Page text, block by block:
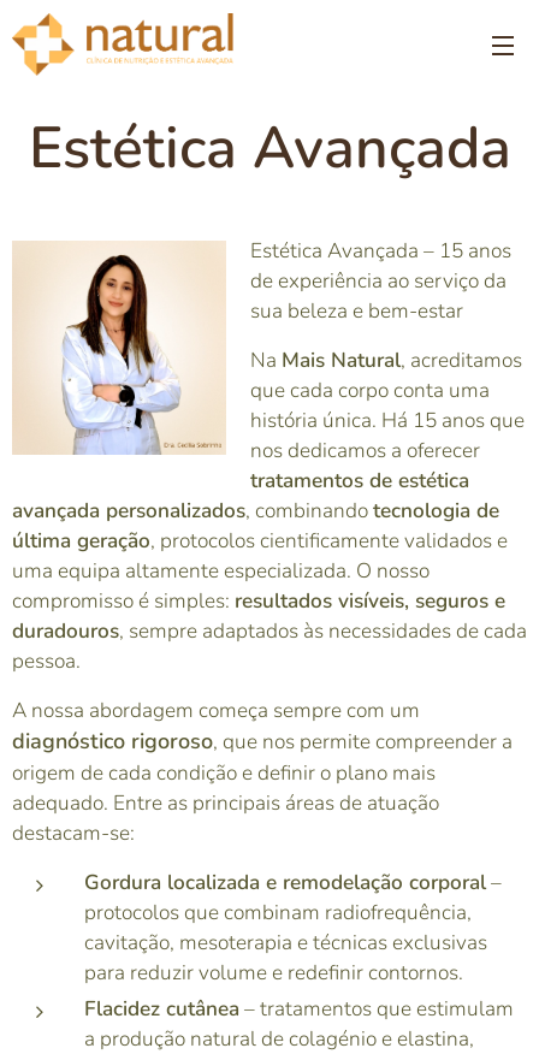
Estética Avançada
Estética Avançada – 15 anos
de experiência ao serviço da
sua beleza e bem-estar
Na Mais Natural, acreditamos
que cada corpo conta uma
história única. Há 15 anos que
nos dedicamos a oferecer
tratamentos de estética
avançada personalizados, combinandotecnologia de
última geração, protocolos cientificamente validados e
uma equipa altamente especializada. O nosso
compromisso é simples: resultados visíveis, seguros e
duradouros, sempre adaptados às necessidades de cada
pessoa.
A nossa abordagem começa sempre com um
diagnóstico rigoroso, que nos permite compreender a
origem de cada condição e definir o plano mais
adequado. Entre as principais áreas de atuação
destacam-se:
Gordura localizada e remodelação corporal–
protocolos que combinam radiofrequência,
cavitação, mesoterapia e técnicas exclusivas
para reduzir volume e redefinir contornos.
Flacidez cutânea – tratamentos que estimulam
a produção natural de colagénio e elastina,